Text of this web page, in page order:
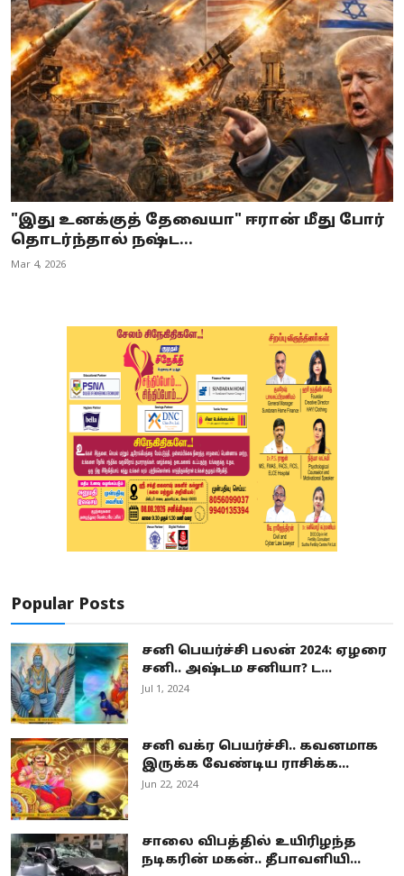
"இது உனக்குத் தேவையா" ஈரான் மீது போர்
தொடர்ந்தால் நஷ்ட...
Mar 4, 2026
Popular Posts
சனி பெயர்ச்சி பலன் 2024: ஏழரை
சனி.. அஷ்டம சனியா? ட...
Jul 1, 2024
சனி வக்ர பெயர்ச்சி.. கவனமாக
இருக்க வேண்டிய ராசிக்க...
Jun 22, 2024
சாலை விபத்தில் உயிரிழந்த
நடிகரின் மகன்.. தீபாவளியி...